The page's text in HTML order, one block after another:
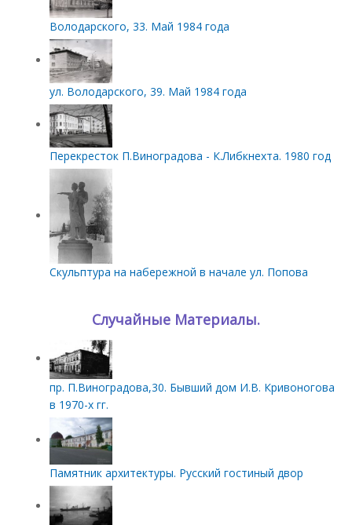
Володарского, 33. Май 1984 года
ул. Володарского, 39. Май 1984 года
Перекресток П.Виноградова - К.Либкнехта. 1980 год
Скульптура на набережной в начале ул. Попова
Случайные Материалы.
пр. П.Виноградова,30. Бывший дом И.В. Кривоногова
в 1970-х гг.
Памятник архитектуры. Русский гостиный двор